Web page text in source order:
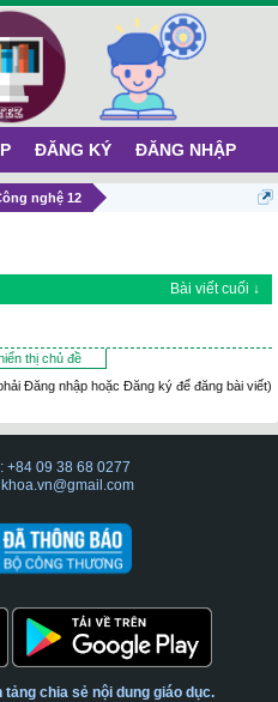
nghệ 12
Bài viết cuối ↓
thị chủ đề
Đăng nhập hoặc Đăng ký để đăng bài viết)
ĐĂNG KÝ ĐĂNG NHẬP
09 38 68 0277
chia sẻ nội dung giáo dục.